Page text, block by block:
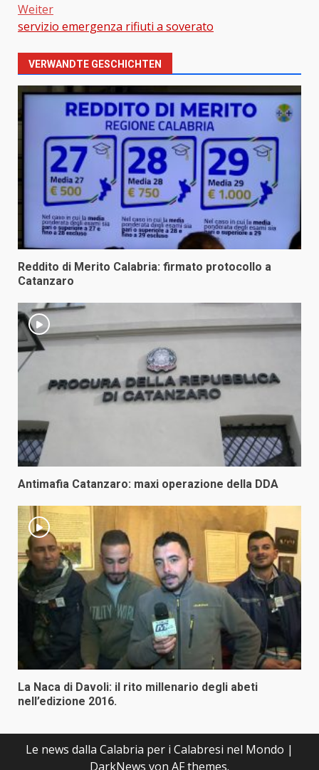
Weiter
servizio emergenza rifiuti a soverato
VERWANDTE GESCHICHTEN
Reddito di Merito Calabria: firmato protocollo a
Catanzaro
Antimafia Catanzaro: maxi operazione della DDA
La Naca di Davoli: il rito millenario degli abeti
nell’edizione 2016.
Le news dalla Calabria per i Calabresi nel Mondo |
DarkNews von AF themes.